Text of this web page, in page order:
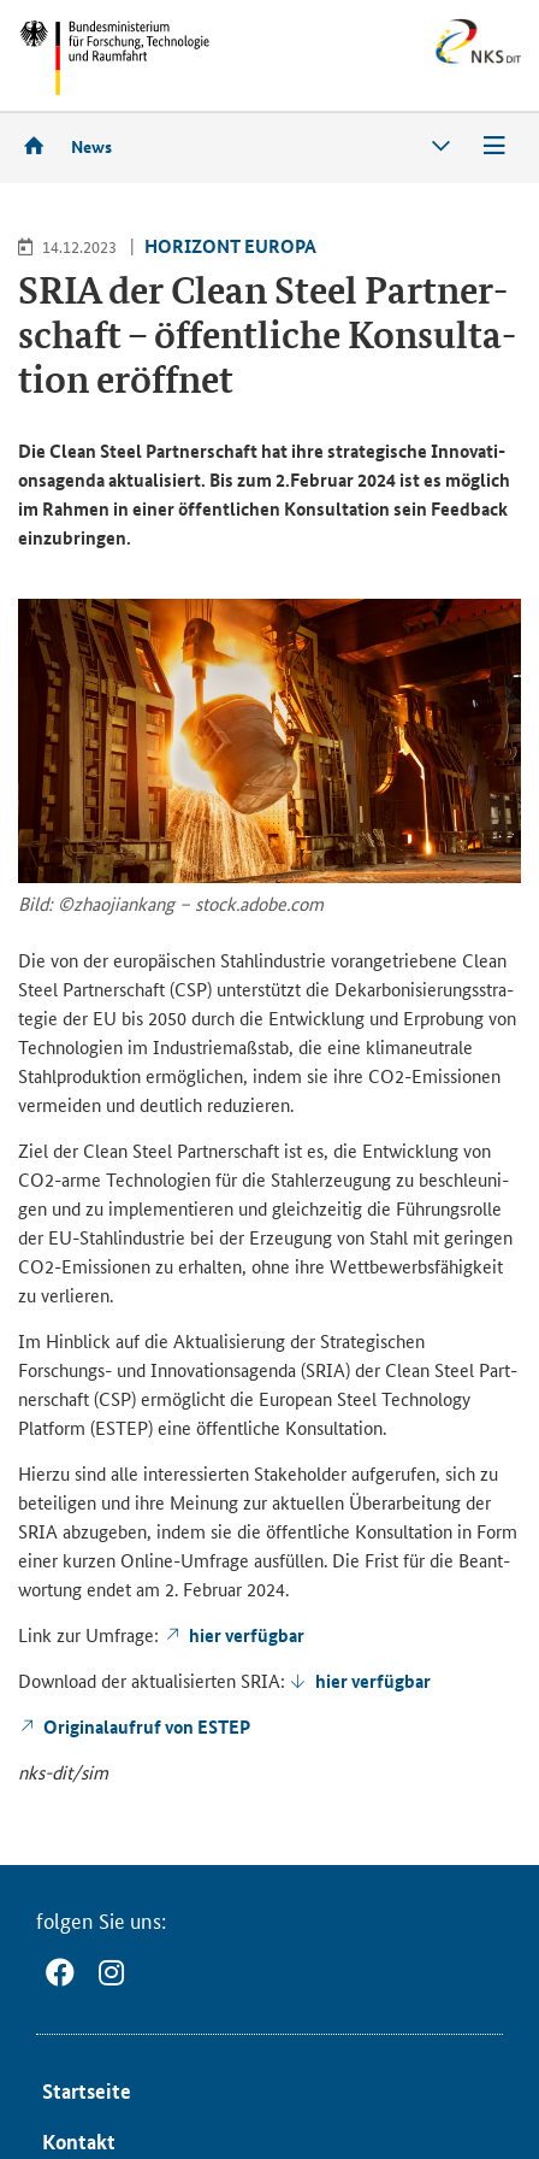
News
14.12.2023 HO­RI­ZONT EU­RO­PA
SRIA derClean Steel Part­ner­
schaft – öf­fent­li­che Kon­sul­ta­
ti­on er­öff­net
DieClean SteelPart­ner­schaft hat ihre stra­te­gi­sche In­no­va­ti­
ons­agen­da ak­tua­li­siert. Bis zum 2.Fe­bru­ar 2024 ist es mög­lich
im Rah­men in einer öf­fent­li­chen Kon­sul­ta­ti­on sein Feedback
ein­zu­brin­gen.
Bild: ©zhao­jian­kang – stock.adobe.com
Die von der eu­ro­päi­schen Stahl­in­dus­trie vor­an­ge­trie­be­ne Clean
Steel Part­ner­schaft (CSP) un­ter­stützt die De­kar­bo­ni­sie­rungs­stra­
te­gie der EU bis 2050 durch die Ent­wick­lung und Er­pro­bung von
Tech­no­lo­gien im In­dus­trie­maß­stab, die eine kli­ma­neu­tra­le
Stahl­pro­duk­ti­on er­mög­li­chen, indem sie ihre CO2-​Emissionen
ver­mei­den und deut­lich re­du­zie­ren.
Ziel der Clean Steel Part­ner­schaft ist es, die Ent­wick­lung von
CO2-​arme Tech­no­lo­gien für die Stahl­er­zeu­gung zu be­schleu­ni­
gen und zu im­ple­men­tie­ren und gleich­zei­tig die Füh­rungs­rol­le
der EU-​Stahlindustrie bei der Er­zeu­gung von Stahl mit ge­rin­gen
CO2-​Emissionen zu er­hal­ten, ohne ihre Wett­be­werbs­fä­hig­keit
zu ver­lie­ren.
Im Hin­blick auf die Ak­tua­li­sie­rung der Stra­te­gi­schen
Forschungs-​ und In­no­va­ti­ons­agen­da (SRIA) der Clean Steel Part­
ner­schaft (CSP) er­mög­licht die European Steel Technology
Platform (ESTEP) eine öf­fent­li­che Kon­sul­ta­ti­on.
Hier­zu sind alle in­ter­es­sier­ten Sta­ke­hol­der auf­ge­ru­fen, sich zu
be­tei­li­gen und ihre Mei­nung zur ak­tu­el­len Über­ar­bei­tung der
SRIA ab­zu­ge­ben, indem sie die öf­fent­li­che Kon­sul­ta­ti­on in Form
einer kur­zen Online-​Umfrage aus­fül­len. Die Frist für die Be­ant­
wor­tung endet am 2. Fe­bru­ar 2024.
Link zur Um­fra­ge:
hier ver­füg­bar
Down­load der ak­tua­li­sier­ten SRIA:
hier ver­füg­bar
Ori­gi­nal­auf­ruf von ESTEP
nks-​dit/sim
fol­gen Sie uns:
Start­sei­te
Kon­takt